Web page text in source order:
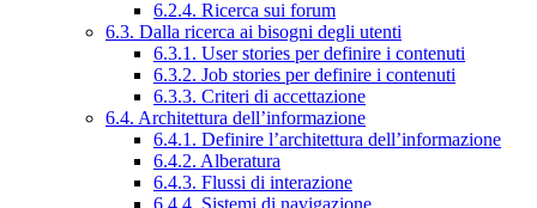
6.2.4. Ricerca sui forum
6.3. Dalla ricerca ai bisogni degli utenti
6.3.1. User stories per definire i contenuti
6.3.2. Job stories per definire i contenuti
6.3.3. Criteri di accettazione
6.4. Architettura dell’informazione
6.4.1. Definire l’architettura dell’informazione
6.4.2. Alberatura
6.4.3. Flussi di interazione
6.4.4. Sistemi di navigazione